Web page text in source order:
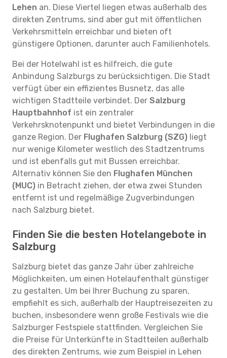
Lehen an. Diese Viertel liegen etwas außerhalb des
direkten Zentrums, sind aber gut mit öffentlichen
Verkehrsmitteln erreichbar und bieten oft
günstigere Optionen, darunter auch Familienhotels.
Bei der Hotelwahl ist es hilfreich, die gute
Anbindung Salzburgs zu berücksichtigen. Die Stadt
verfügt über ein effizientes Busnetz, das alle
wichtigen Stadtteile verbindet. Der Salzburg
Hauptbahnhof ist ein zentraler
Verkehrsknotenpunkt und bietet Verbindungen in die
ganze Region. Der Flughafen Salzburg (SZG) liegt
nur wenige Kilometer westlich des Stadtzentrums
und ist ebenfalls gut mit Bussen erreichbar.
Alternativ können Sie den Flughafen München
(MUC) in Betracht ziehen, der etwa zwei Stunden
entfernt ist und regelmäßige Zugverbindungen
nach Salzburg bietet.
Finden Sie die besten Hotelangebote in
Salzburg
Salzburg bietet das ganze Jahr über zahlreiche
Möglichkeiten, um einen Hotelaufenthalt günstiger
zu gestalten. Um bei Ihrer Buchung zu sparen,
empfiehlt es sich, außerhalb der Hauptreisezeiten zu
buchen, insbesondere wenn große Festivals wie die
Salzburger Festspiele stattfinden. Vergleichen Sie
die Preise für Unterkünfte in Stadtteilen außerhalb
des direkten Zentrums, wie zum Beispiel in Lehen